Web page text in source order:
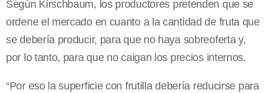
Según Kirschbaum, los productores pretenden que se
ordene el mercado en cuanto a la cantidad de fruta que
se debería producir, para que no haya sobreoferta y,
por lo tanto, para que no caigan los precios internos.
“Por eso la superficie con frutilla debería reducirse para